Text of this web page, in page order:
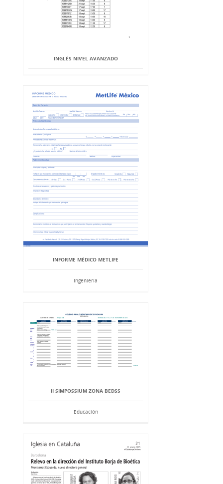
INGLÉS NIVEL AVANZADO
INFORME MÉDICO METLIFE
Ingeniería
II SIMPOSSIUM ZONA BEDSS
Educación